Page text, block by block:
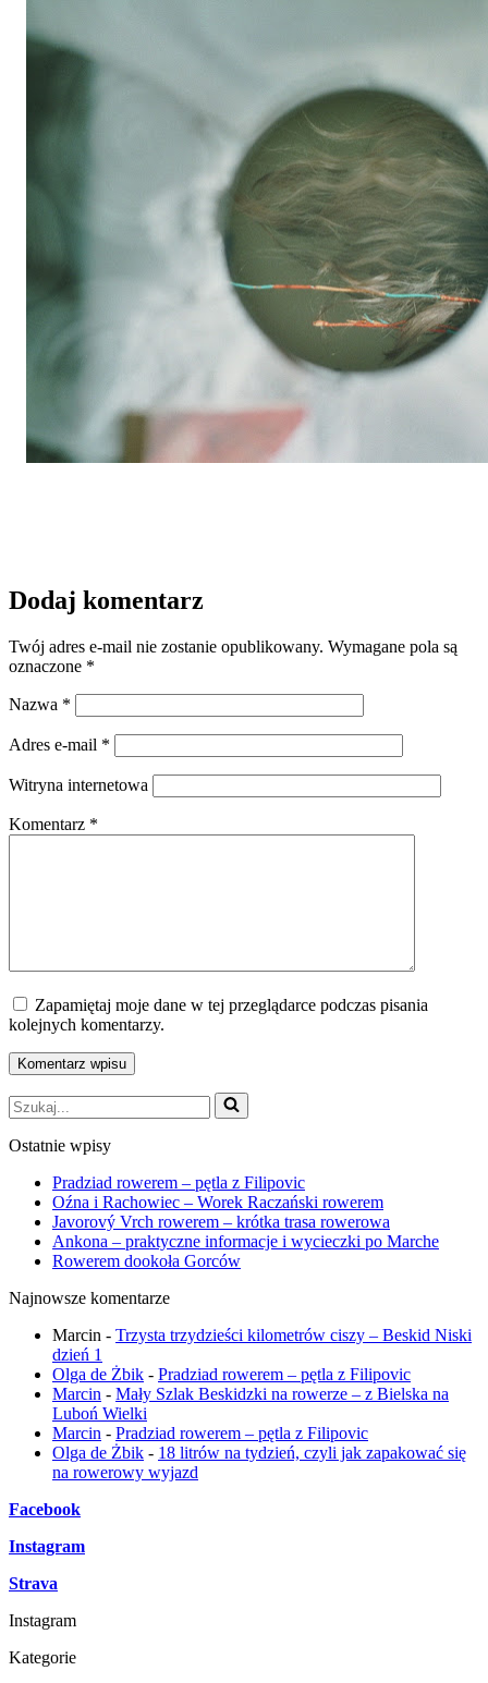
Dodaj komentarz
Twój adres e-mail nie zostanie opublikowany. Wymagane pola są
oznaczone *
Nazwa *
Adres e-mail *
Witryna internetowa
Komentarz *
Zapamiętaj moje dane w tej przeglądarce podczas pisania
kolejnych komentarzy.
Szukaj...
Ostatnie wpisy
Pradziad rowerem – pętla z Filipovic
Oźna i Rachowiec – Worek Raczański rowerem
Javorový Vrch rowerem – krótka trasa rowerowa
Ankona – praktyczne informacje i wycieczki po Marche
Rowerem dookoła Gorców
Najnowsze komentarze
Marcin - Trzysta trzydzieści kilometrów ciszy – Beskid Niski
dzień 1
Olga de Żbik - Pradziad rowerem – pętla z Filipovic
Marcin - Mały Szlak Beskidzki na rowerze – z Bielska na
Luboń Wielki
Marcin - Pradziad rowerem – pętla z Filipovic
Olga de Żbik - 18 litrów na tydzień, czyli jak zapakować się
na rowerowy wyjazd
Facebook
Instagram
Strava
Instagram
Kategorie